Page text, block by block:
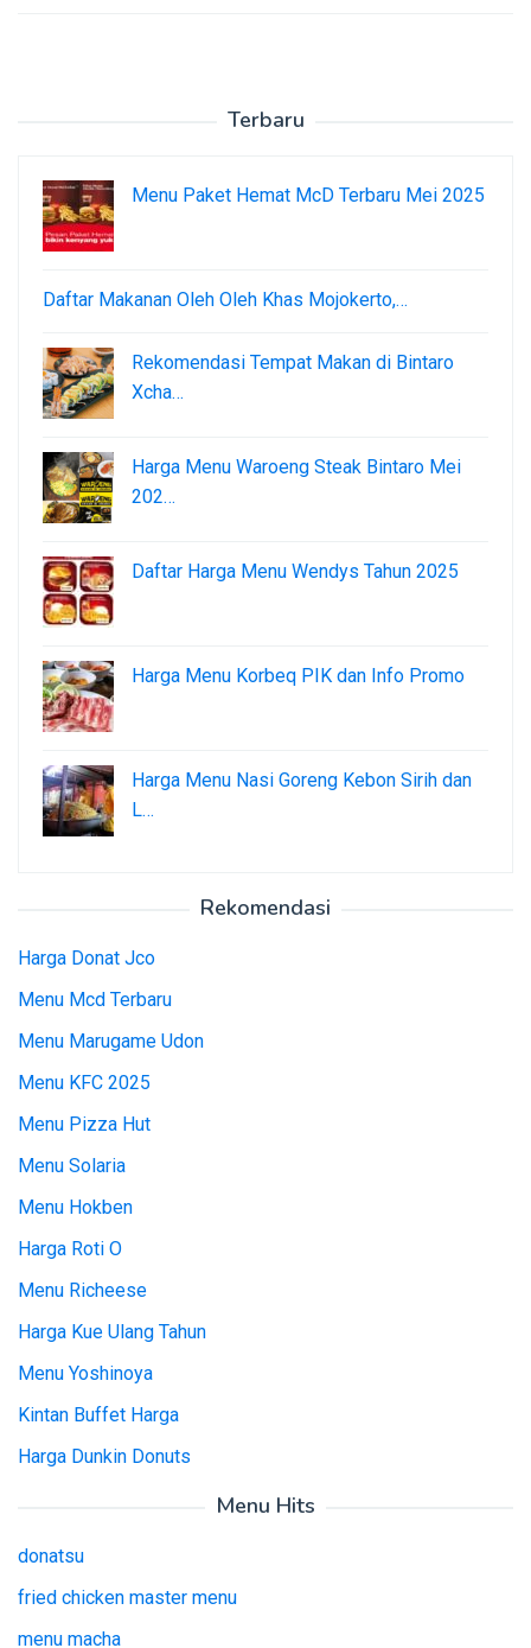
Terbaru
Menu Paket Hemat McD Terbaru Mei 2025
Daftar Makanan Oleh Oleh Khas Mojokerto,…
Rekomendasi Tempat Makan di Bintaro
Xcha…
Harga Menu Waroeng Steak Bintaro Mei
202…
Daftar Harga Menu Wendys Tahun 2025
Harga Menu Korbeq PIK dan Info Promo
Harga Menu Nasi Goreng Kebon Sirih dan
L…
Rekomendasi
Harga Donat Jco
Menu Mcd Terbaru
Menu Marugame Udon
Menu KFC 2025
Menu Pizza Hut
Menu Solaria
Menu Hokben
Harga Roti O
Menu Richeese
Harga Kue Ulang Tahun
Menu Yoshinoya
Kintan Buffet Harga
Harga Dunkin Donuts
Menu Hits
donatsu
fried chicken master menu
menu macha